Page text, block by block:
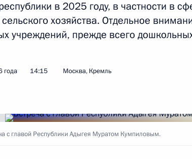
Показать следующие материалы
пятница
года, 18:00 Долгопрудный
в 2025 году, в частности в
хозяйства. Отдельное
учреждений, прежде всего
года 14:15 Москва, Кремль
с главой Республики Адыгея Муратом Кумпиловым.